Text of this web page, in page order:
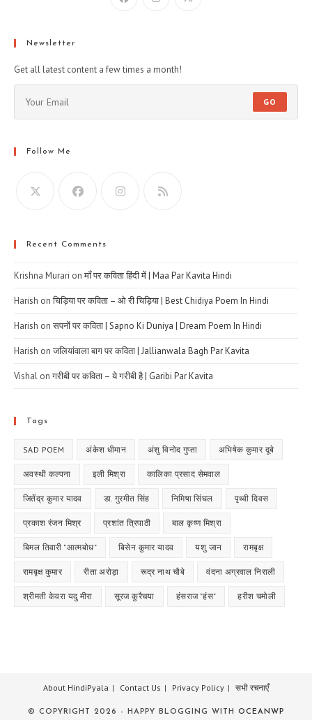
Newsletter
Get all latest content a few times a month!
GO
Follow Me
Recent Comments
Krishna Murari onमाँ पर कविता हिंदी में | Maa Par Kavita Hindi
Harish onचिड़िया पर कविता – ओ री चिड़िया | Best Chidiya Poem In Hindi
Harish onसपनों पर कविता | Sapno Ki Duniya | Dream Poem In Hindi
Harish onजलियांवाला बाग पर कविता | Jallianwala Bagh Par Kavita
Vishal onगरीबी पर कविता – ये गरीबी है | Garibi Par Kavita
Tags
SAD POEM अंकेश धीमान अंशु विनोद गुप्ता अभिषेक कुमार दूबे
अवस्थी कल्पना इली मिश्रा कालिका प्रसाद सेमवाल
जितेंद्र कुमार यादव डा. गुरमीत सिंह निमिषा सिंघल पृथ्वी दिवस
प्रकाश रंजन मिश्र प्रशांत त्रिपाठी बाल कृष्ण मिश्रा
बिमल तिवारी "आत्मबोध" बिसेन कुमार यादव यशु जान रामबृक्ष
रामबृक्ष कुमार रीता अरोड़ा रूद्र नाथ चौबे वंदना अग्रवाल निराली
श्रीमती केवरा यदु मीरा सूरज कुरैचया हंसराज "हंस" हरीश चमोली
About HindiPyala Contact Us Privacy Policy सभी रचनाएँ
© COPYRIGHT 2026 - HAPPY BLOGGING WITH OCEANWP